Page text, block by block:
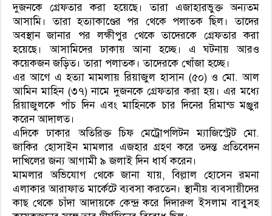
দুজনকে গ্রেফতার করা হয়েছে। তারা এজাহারভুক্ত অন্যতম
আসামি। তারা হত্যাকাণ্ডের পর থেকে পলাতক ছিল। তাদের
অবস্থান জানার পর লক্ষীপুর থেকে তাদেরকে গ্রেফতার করা
হয়েছে। আসামিদের ঢাকায় আনা হচ্ছে। এ ঘটনায় আরও
কয়েকজন জড়িত। তারা পলাতক। তাদেরকে খোঁজা হচ্ছে।
এর আগে এ হত্যা মামলায় রিয়াজুল হাসান (৫০) ও মো. আল
আমিন মাহিন (৩৭) নামে দুজনকে গ্রেফতার করা হয়। এর মধ্যে
রিয়াজুলকে পাঁচ দিন এবং মাহিনকে চার দিনের রিমান্ড মঞ্জুর
করেন আদালত।
এদিকে ঢাকার অতিরিক্ত চিফ মেট্রোপলিটন ম্যাজিস্ট্রেট মো.
জাকির হোসাইন মামলার এজহার গ্রহণ করে তদন্ত প্রতিবেদন
দাখিলের জন্য আগামী ৯ জলাই দিন ধার্য করেন।
মামলার অভিযোগ থেকে জানা যায়, বিল্লাল হোসেন রমনা
এলাকার আরাফাত মার্কেটে ব্যবসা করতেন। স্থানীয় ব্যবসায়ীদের
কাছ থেকে চাঁদা আদায়কে কেন্দ্র করে দিদারুল ইসলাম বাবুসহ